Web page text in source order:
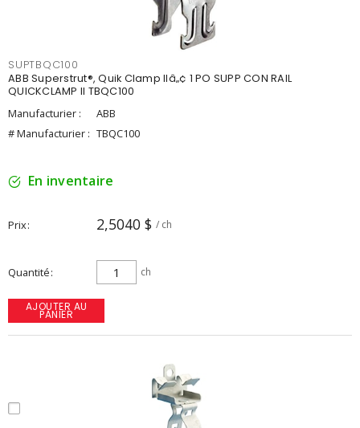
SUPTBQC100
ABB Superstrut®, Quik Clamp IIâ„¢ 1 PO SUPP CON RAIL
QUICKCLAMP II TBQC100
Manufacturier :
ABB
# Manufacturier : TBQC100
En inventaire
Prix 2,5040 $ / ch
Quantité ch
AJOUTER AU
PANIER